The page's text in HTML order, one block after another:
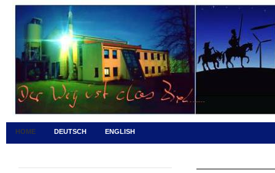
HOME DEUTSCH ENGLISH